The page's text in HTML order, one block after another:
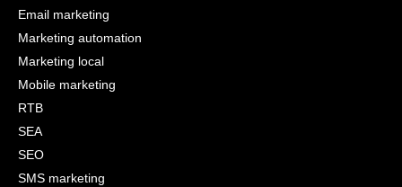
Email marketing
Marketing automation
Marketing local
Mobile marketing
RTB
SEA
SEO
SMS marketing